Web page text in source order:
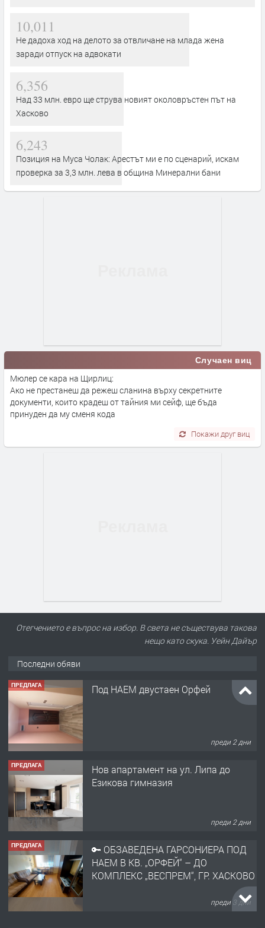
10,011
Не дадоха ход на делото за отвличане на млада жена
заради отпуск на адвокати
6,356
Над 33 млн. евро ще струва новият околовръстен път на
Хасково
6,243
Позиция на Муса Чолак: Арестът ми е по сценарий, искам
проверка за 3,3 млн. лева в община Минерални бани
Случаен виц
Мюлер се кара на Щирлиц:
Ако не престанеш да режеш сланина върху секретните
документи, които крадеш от тайния ми сейф, ще бъда
принуден да му сменя кода
Покажи друг виц
Отегчението е въпрос на избор. В света не съществува такова
нещо като скука. Уейн Дайър
Последни обяви
ПРЕДЛАГА Под НАЕМ двустаен Орфей
преди 2 дни
ПРЕДЛАГА
Нов апартамент на ул. Липа до
Езикова гимназия
преди 2 дни
ПРЕДЛАГА
🔑 ОБЗАВЕДЕНА ГАРСОНИЕРА ПОД
НАЕМ В КВ. „ОРФЕЙ“ – ДО
КОМПЛЕКС „ВЕСПРЕМ“, ГР. ХАСКОВО
преди 3 дни